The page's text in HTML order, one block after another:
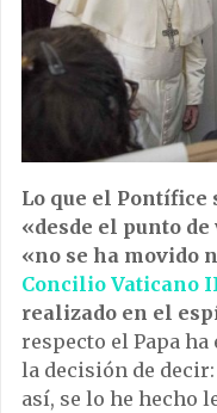
Lo que el Pontífice
«desde el punto
«no se ha movido
Concilio Vaticano
realizado en el
respecto el Papa
la decisión de
así, se lo he hecho